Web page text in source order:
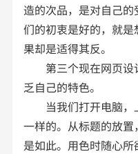
造的次品，是对自己
们的初衷是好的，就
果却是适得其反。
第三个现在网页设
乏自己的特色。
当我们打开电脑，
一样的。从标题的放
是如此。用色时随心